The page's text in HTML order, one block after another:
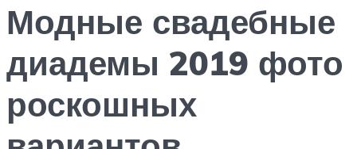
Модные свадебные
диадемы 2019 фото
роскошных